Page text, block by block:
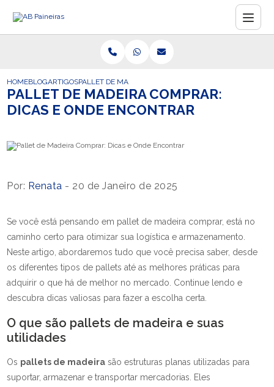
HOMEBLOGARTIGOSPALLET DE MADEIRA COMPRAR: DICAS E ONDE
PALLET DE MADEIRA COMPRAR:
DICAS E ONDE ENCONTRAR
Por: Renata - 20 de Janeiro de 2025
Se você está pensando em pallet de madeira comprar, está no
caminho certo para otimizar sua logística e armazenamento.
Neste artigo, abordaremos tudo que você precisa saber, desde
os diferentes tipos de pallets até as melhores práticas para
adquirir o que há de melhor no mercado. Continue lendo e
descubra dicas valiosas para fazer a escolha certa.
O que são pallets de madeira e suas
utilidades
Os pallets de madeira são estruturas planas utilizadas para
suportar, armazenar e transportar mercadorias. Eles